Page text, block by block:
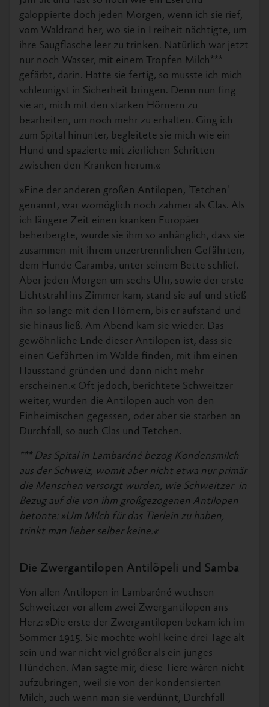
galoppierte doch jeden Morgen, wenn ich sie rief,
vom Waldrand her, wo sie in Freiheit nächtigte, um
ihre Saugflasche leer zu trinken. Natürlich war jetzt
nur noch Wasser, mit einem Tropfen Milch***
gefärbt, darin. Hatte sie fertig, so musste ich mich
schleunigst in Sicherheit bringen. Denn nun fing
sie an, mich mit den starken Hörnern zu
bearbeiten, um noch mehr zu erhalten. Ging ich
zum Spital hinunter, begleitete sie mich wie ein
Hund und spazierte mit zierlichen Schritten
zwischen den Kranken herum.«
»Eine der anderen großen Antilopen, 'Tetchen'
genannt, war womöglich noch zahmer als Clas. Als
ich längere Zeit einen kranken Europäer
beherbergte, wurde sie ihm so anhänglich, dass sie
zusammen mit ihrem unzertrennlichen Gefährten,
dem Hunde Caramba, unter seinem Bette schlief.
Aber jeden Morgen um sechs Uhr, sowie der erste
Lichtstrahl ins Zimmer kam, stand sie auf und stieß
ihn so lange mit den Hörnern, bis er aufstand und
sie hinaus ließ. Am Abend kam sie wieder. Das
gewöhnliche Ende dieser Antilopen ist, dass sie
einen Gefährten im Walde finden, mit ihm einen
Hausstand gründen und dann nicht mehr
erscheinen.« Oft jedoch, berichtete Schweitzer
weiter, wurden die Antilopen auch von den
Einheimischen gegessen, oder aber sie starben an
Durchfall, so auch Clas und Tetchen.
*** Das Spital in Lambaréné bezog Kondensmilch
aus der Schweiz, womit aber nicht etwa nur primär
die Menschen versorgt wurden, wie Schweitzer in
Bezug auf die von ihm großgezogenen Antilopen
betonte: »Um Milch für das Tierlein zu haben,
trinkt man lieber selber keine.«
Die Zwergantilopen Antilöpeli und Samba
Von allen Antilopen in Lambaréné wuchsen
Schweitzer vor allem zwei Zwergantilopen ans
Herz: »Die erste der Zwergantilopen bekam ich im
Sommer 1915. Sie mochte wohl keine drei Tage alt
sein und war nicht viel größer als ein junges
Hündchen. Man sagte mir, diese Tiere wären nicht
aufzubringen, weil sie von der kondensierten
Milch, auch wenn man sie verdünnt, Durchfall